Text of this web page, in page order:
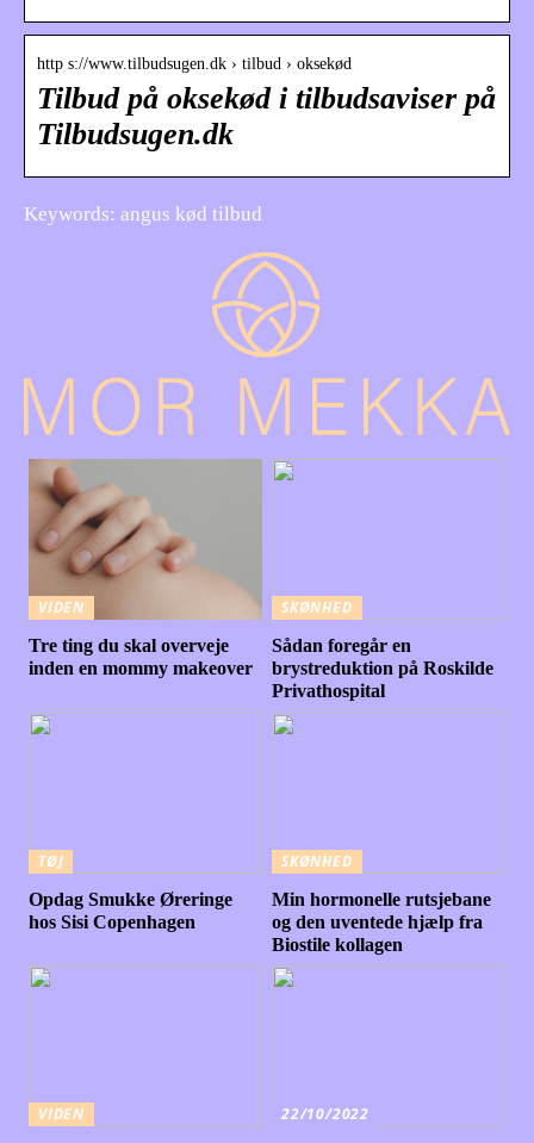
http s://www.tilbudsugen.dk › tilbud › oksekød
Tilbud på oksekød i tilbudsaviser på
Tilbudsugen.dk
Keywords: angus kød tilbud
VIDEN
Tre ting du skal overveje
inden en mommy makeover
SKØNHED
Sådan foregår en
brystreduktion på Roskilde
Privathospital
TØJ
Opdag Smukke Øreringe
hos Sisi Copenhagen
SKØNHED
Min hormonelle rutsjebane
og den uventede hjælp fra
Biostile kollagen
VIDEN 22/10/2022